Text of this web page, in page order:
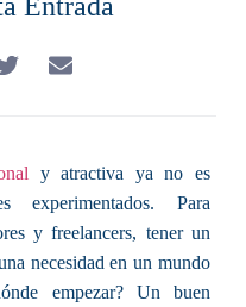
Entrada
y atractiva ya no es
experimentados. Para
y freelancers, tener un
necesidad en un mundo
empezar? Un buen